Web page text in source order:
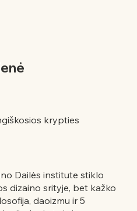
krypties
Dailės institute stiklo
dizaino srityje, bet kažko
daoizmu ir 5